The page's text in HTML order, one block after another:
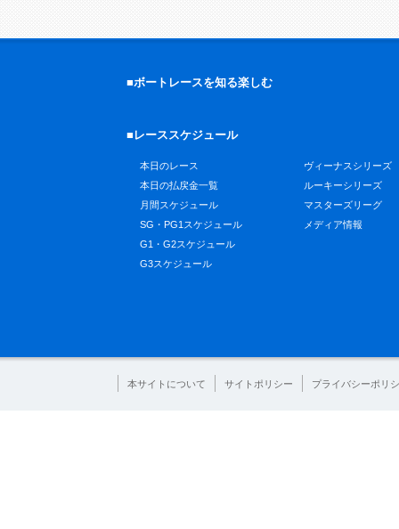
■ボートレースを知る楽しむ
■レーススケジュール
本日のレース
本日の払戻金一覧
月間スケジュール
SG・PG1スケジュール
G1・G2スケジュール
G3スケジュール
ヴィーナスシリーズ
ルーキーシリーズ
マスターズリーグ
メディア情報
本サイトについて サイトポリシー プライバシーポリ